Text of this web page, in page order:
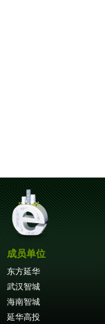
成员单位
东方延华
武汉智城
海南智城
延华高投